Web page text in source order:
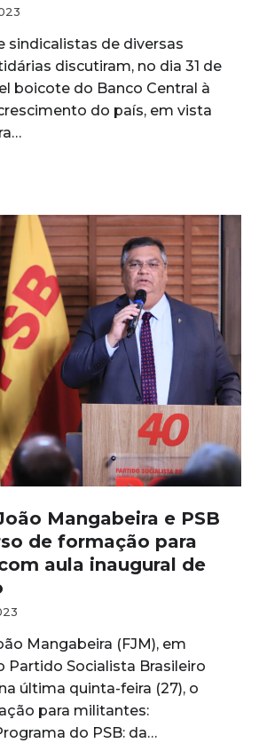
sindicalistas de diversas
discutiram, no dia 31 de
boicote do Banco Central à
do país, em vista
Mangabeira e PSB
de formação para
aula inaugural de
Mangabeira (FJM), em
Partido Socialista Brasileiro
última quinta-feira (27), o
para militantes:
do PSB: da…